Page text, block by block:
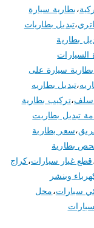
،بطارية سيارة
،تبديل بطاريات
بطارية
السيارات
سيارة على
،تبديل بطاريه
سلف،تركيب بطارية
تبديل بطاريت
،سعر بطارية
بطارية
قطع غيار سيارات،كراج
وبنشر
سيارات،محل